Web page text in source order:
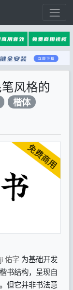
风格的
楷体
佑字为基础开发
书结构，呈现自
但它并非书法意